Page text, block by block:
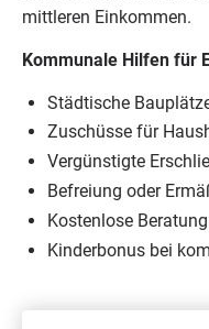
mittleren Einkommen.
Kommunale Hilfen für
Städtische
Zuschüsse für
Vergünstigte
Befreiung oder
Kostenlose
Kinderbonus bei